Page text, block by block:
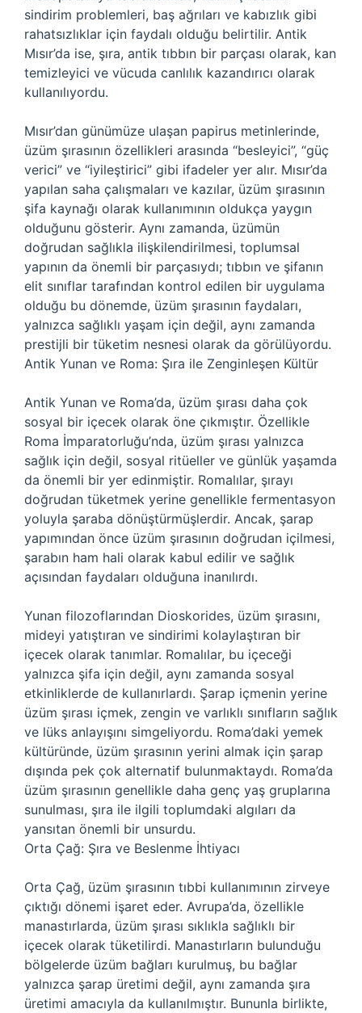
sindirim problemleri, baş ağrıları ve kabızlık gibi
rahatsızlıklar için faydalı olduğu belirtilir. Antik
Mısır’da ise, şıra, antik tıbbın bir parçası olarak, kan
temizleyici ve vücuda canlılık kazandırıcı olarak
kullanılıyordu.
Mısır’dan günümüze ulaşan papirus metinlerinde,
üzüm şırasının özellikleri arasında “besleyici”, “güç
verici” ve “iyileştirici” gibi ifadeler yer alır. Mısır’da
yapılan saha çalışmaları ve kazılar, üzüm şırasının
şifa kaynağı olarak kullanımının oldukça yaygın
olduğunu gösterir. Aynı zamanda, üzümün
doğrudan sağlıkla ilişkilendirilmesi, toplumsal
yapının da önemli bir parçasıydı; tıbbın ve şifanın
elit sınıflar tarafından kontrol edilen bir uygulama
olduğu bu dönemde, üzüm şırasının faydaları,
yalnızca sağlıklı yaşam için değil, aynı zamanda
prestijli bir tüketim nesnesi olarak da görülüyordu.
Antik Yunan ve Roma: Şıra ile Zenginleşen Kültür
Antik Yunan ve Roma’da, üzüm şırası daha çok
sosyal bir içecek olarak öne çıkmıştır. Özellikle
Roma İmparatorluğu’nda, üzüm şırası yalnızca
sağlık için değil, sosyal ritüeller ve günlük yaşamda
da önemli bir yer edinmiştir. Romalılar, şırayı
doğrudan tüketmek yerine genellikle fermentasyon
yoluyla şaraba dönüştürmüşlerdir. Ancak, şarap
yapımından önce üzüm şırasının doğrudan içilmesi,
şarabın ham hali olarak kabul edilir ve sağlık
açısından faydaları olduğuna inanılırdı.
Yunan filozoflarından Dioskorides, üzüm şırasını,
mideyi yatıştıran ve sindirimi kolaylaştıran bir
içecek olarak tanımlar. Romalılar, bu içeceği
yalnızca şifa için değil, aynı zamanda sosyal
etkinliklerde de kullanırlardı. Şarap içmenin yerine
üzüm şırası içmek, zengin ve varlıklı sınıfların sağlık
ve lüks anlayışını simgeliyordu. Roma’daki yemek
kültüründe, üzüm şırasının yerini almak için şarap
dışında pek çok alternatif bulunmaktaydı. Roma’da
üzüm şırasının genellikle daha genç yaş gruplarına
sunulması, şıra ile ilgili toplumdaki algıları da
yansıtan önemli bir unsurdu.
Orta Çağ: Şıra ve Beslenme İhtiyacı
Orta Çağ, üzüm şırasının tıbbi kullanımının zirveye
çıktığı dönemi işaret eder. Avrupa’da, özellikle
manastırlarda, üzüm şırası sıklıkla sağlıklı bir
içecek olarak tüketilirdi. Manastırların bulunduğu
bölgelerde üzüm bağları kurulmuş, bu bağlar
yalnızca şarap üretimi değil, aynı zamanda şıra
üretimi amacıyla da kullanılmıştır. Bununla birlikte,